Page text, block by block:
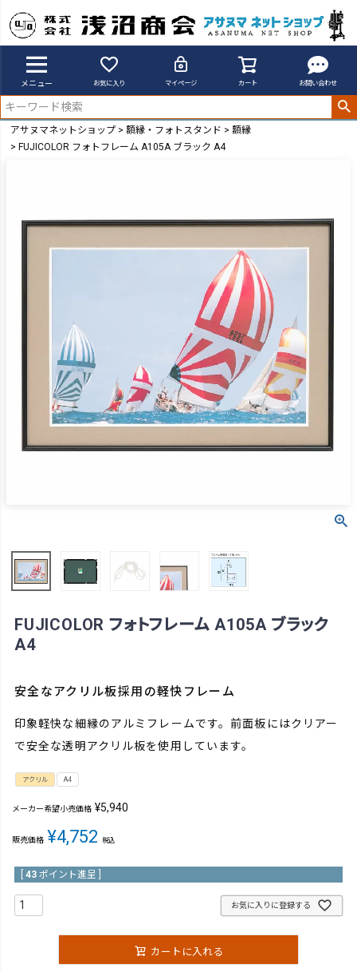
メニュー お気に入り マイページ カート お問い合わせ
アサヌマネットショップ 額縁・フォトスタンド
額縁
FUJICOLOR フォトフレーム A105A ブラック A4
FUJICOLOR フォトフレーム A105A ブラック
A4
安全なアクリル板採用の軽快フレーム
印象軽快な細縁のアルミフレームです。前面板にはクリアー
で安全な透明アクリル板を使用しています。
アクリル A4
メーカー希望小売価格 ¥5,940
販売価格 ¥4,752 税込
43 ポイント進呈 ]
お気に入りに登録する
カートに入れる